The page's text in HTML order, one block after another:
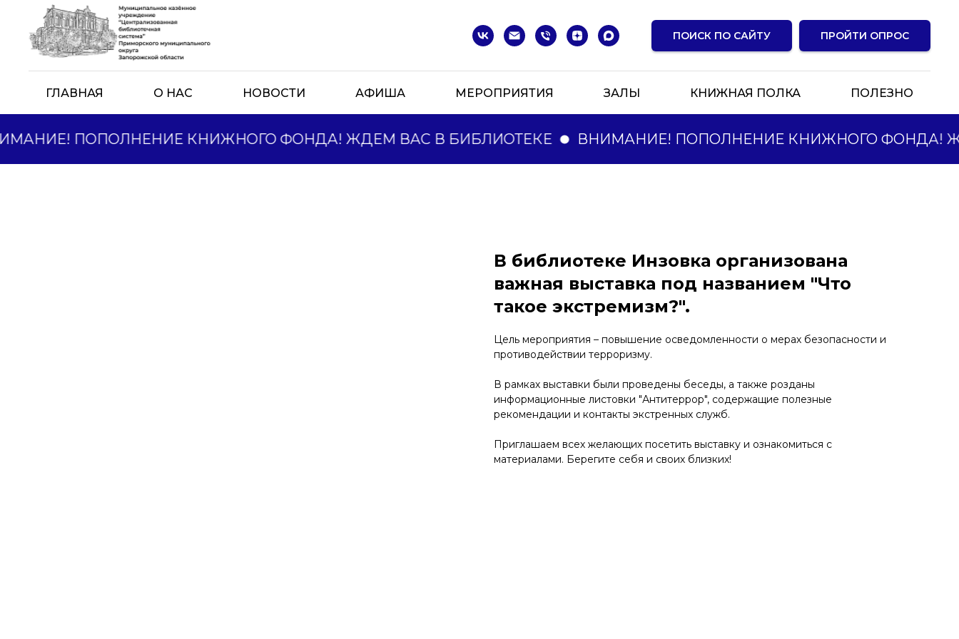
ПОИСК ПО САЙТУ ПРОЙТИ ОПРОС
ГЛАВНАЯ О НАС НОВОСТИ АФИША МЕРОПРИЯТИЯ ЗАЛЫ КНИЖНАЯ ПОЛКА ПОЛЕЗНО
ПОПОЛНЕНИЕ КНИЖНОГО ФОНДА! ЖДЕМ ВАС В БИБЛИОТЕКЕ ВНИМАНИЕ! ПОПОЛНЕНИЕ КНИЖНОГО ФОНДА!
В библиотеке Инзовка организована
важная выставка под названием "Что
такое экстремизм?".
Цель мероприятия – повышение осведомленности о мерах безопасности и
противодействии терроризму.
В рамках выставки были проведены беседы, а также розданы
информационные листовки "Антитеррор", содержащие полезные
рекомендации и контакты экстренных служб.
Приглашаем всех желающих посетить выставку и ознакомиться с
материалами. Берегите себя и своих близких!